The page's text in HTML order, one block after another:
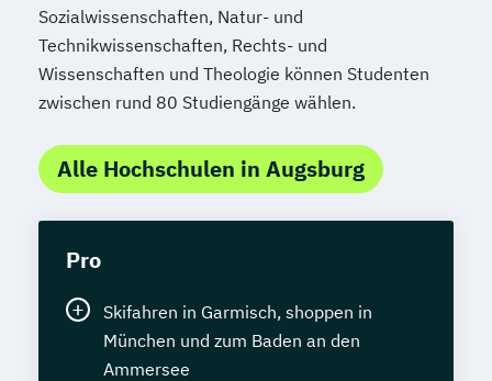
Sozialwissenschaften, Natur- und
Technikwissenschaften, Rechts- und
Wissenschaften und Theologie können Studenten
zwischen rund 80 Studiengänge wählen.
Alle Hochschulen in Augsburg
Pro
Skifahren in Garmisch, shoppen in
München und zum Baden an den
Ammersee